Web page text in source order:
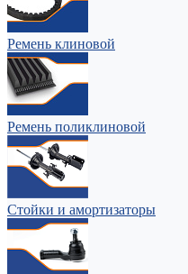
Ремень клиновой
Ремень поликлиновой
Стойки и амортизаторы